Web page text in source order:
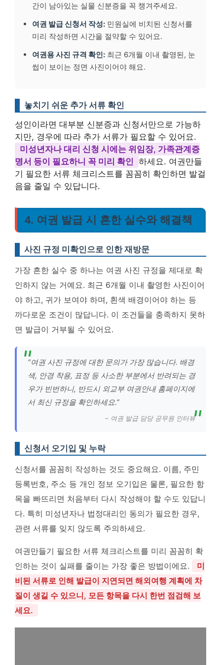
간이 남아있는 실물 신분증을 꼭 챙겨주세요.
여권 발급 신청서 작성: 민원실에 비치된 신청서를
미리 작성하면 시간을 절약할 수 있어요.
여권용 사진 규격 확인: 최근 6개월 이내 촬영된, 눈
썹이 보이는 정면 사진이어야 해요.
놓치기 쉬운 추가 서류 확인
성인이라면 대부분 신분증과 신청서만으로 가능하
지만, 경우에 따라 추가 서류가 필요할 수 있어요.
미성년자나 대리 신청 시에는 위임장, 가족관계증
명서 등이 필요하니 꼭 미리 확인 하세요. 여권만들
기 필요한 서류 체크리스트를 꼼꼼히 확인하면 발걸
음을 줄일 수 있답니다.
4. 여권 발급 시 흔한 실수와 해결책
사진 규정 미확인으로 인한 재방문
가장 흔한 실수 중 하나는 여권 사진 규정을 제대로 확
인하지 않는 거예요. 최근 6개월 이내 촬영한 사진이어
야 하고, 귀가 보여야 하며, 흰색 배경이어야 하는 등
까다로운 조건이 많답니다. 이 조건들을 충족하지 못하
면 발급이 거부될 수 있어요.
“여권 사진 규정에 대한 문의가 가장 많습니다. 배경
색, 안경 착용, 표정 등 사소한 부분에서 반려되는 경
우가 빈번하니, 반드시 외교부 여권안내 홈페이지에
서 최신 규정을 확인하세요.”
– 여권 발급 담당 공무원 인터뷰
신청서 오기입 및 누락
신청서를 꼼꼼히 작성하는 것도 중요해요. 이름, 주민
등록번호, 주소 등 개인 정보 오기입은 물론, 필요한 항
목을 빠뜨리면 처음부터 다시 작성해야 할 수도 있답니
다. 특히 미성년자나 법정대리인 동의가 필요한 경우,
관련 서류를 잊지 않도록 주의하세요.
여권만들기 필요한 서류 체크리스트를 미리 꼼꼼히 확
인하는 것이 실패를 줄이는 가장 좋은 방법이에요.
미
비된 서류로 인해 발급이 지연되면 해외여행 계획에 차
질이 생길 수 있으니, 모든 항목을 다시 한번 점검해 보
세요.